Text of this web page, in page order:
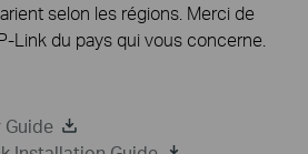
selon les régions. Merci de
Link du pays qui vous concerne.
Guide